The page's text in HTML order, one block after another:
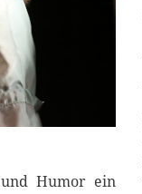
Humor ein